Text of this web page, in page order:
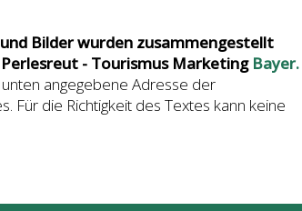
Bilder wurden zusammengestellt
- Tourismus Marketing Bayer.
angegebene Adresse der
Für die Richtigkeit des Textes kann keine